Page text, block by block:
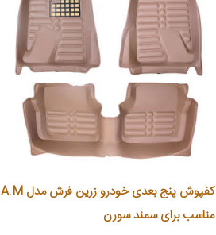
کفپوش پنج بعدی خودرو زرین فرش مدل A.M
مناسب برای سمند سورن